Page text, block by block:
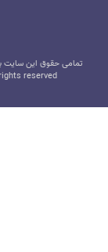
تمامی حقوق این سایت
reserved